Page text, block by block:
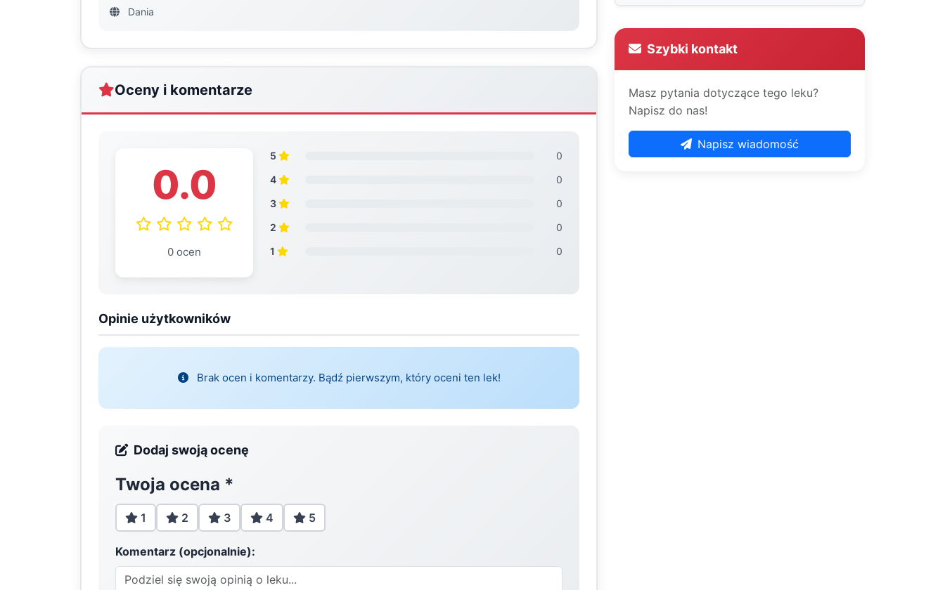
Dania
Oceny i komentarze
0.0
0 ocen
5
0
4
0
3
0
2
0
1
0
Opinie użytkowników
Brak ocen i komentarzy. Bądź pierwszym, który oceni ten lek!
Dodaj swoją ocenę
Twoja ocena *
1 2 3 4 5
Komentarz (opcjonalnie):
Szybki kontakt
Masz pytania dotyczące tego leku?
Napisz do nas!
Napisz wiadomość